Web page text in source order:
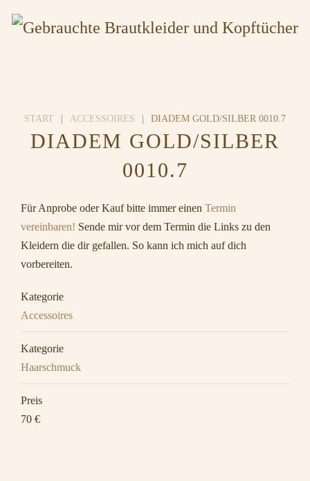
START ACCESSOIRES DIADEM GOLD/SILBER 0010.7
DIADEM GOLD/SILBER
0010.7
Für Anprobe oder Kauf bitte immer einen Termin
vereinbaren! Sende mir vor dem Termin die Links zu den
Kleidern die dir gefallen. So kann ich mich auf dich
vorbereiten.
Kategorie
Accessoires
Kategorie
Haarschmuck
Preis
70 €